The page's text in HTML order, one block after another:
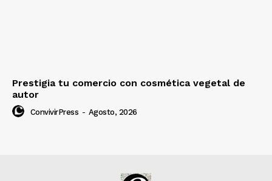
Prestigia tu comercio con cosmética vegetal de
autor
ConvivirPress - Agosto, 2026